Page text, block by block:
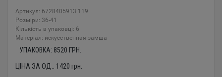
Артикул: 6728405913 119
Розміри: 36-41
Кількість в упаковці: 6
Mатеріал: искусственная замша
УПАКОВКА: 8520 ГРН.
ЦІНА ЗА ОД.: 1420 грн.